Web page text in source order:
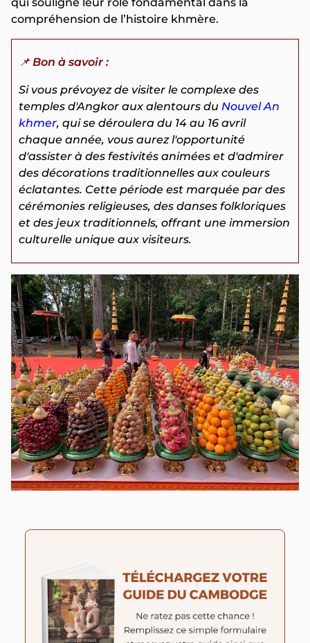
compréhension de l’histoire khmère.
📌 Bon à savoir :
Si vous prévoyez de visiter le complexe des
temples d'Angkor aux alentours du Nouvel An
khmer, qui se déroulera du 14 au 16 avril
chaque année, vous aurez l'opportunité
d'assister à des festivités animées et d'admirer
des décorations traditionnelles aux couleurs
éclatantes. Cette période est marquée par des
cérémonies religieuses, des danses folkloriques
et des jeux traditionnels, offrant une immersion
culturelle unique aux visiteurs.